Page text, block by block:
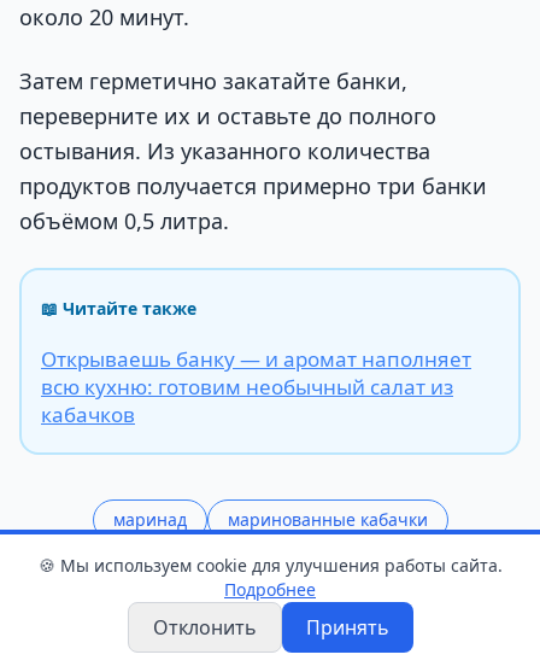
около 20 минут.
Затем герметично закатайте банки,
переверните их и оставьте до полного
остывания. Из указанного количества
продуктов получается примерно три банки
объёмом 0,5 литра.
📖 Читайте также
Открываешь банку — и аромат наполняет
всю кухню: готовим необычный салат из
кабачков
маринад
маринованные кабачки
кабачки по-корейски
Поделиться статьёй
🍪 Мы используем cookie для улучшения работы сайта.
Подробнее
Отклонить Принять